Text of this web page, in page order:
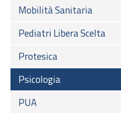
Mobilità Sanitaria
Pediatri Libera Scelta
Protesica
Psicologia
PUA